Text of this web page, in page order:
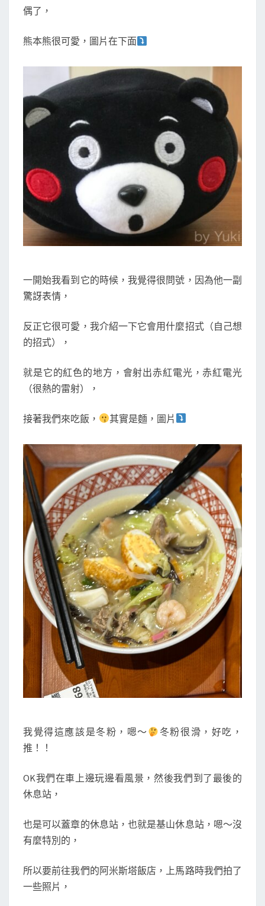
偶了，
熊本熊很可愛，圖片在下面
一開始我看到它的時候，我覺得很問號，因為他一副
驚訝表情，
反正它很可愛，我介紹一下它會用什麼招式（自己想
的招式），
就是它的紅色的地方，會射出赤紅電光，赤紅電光
（很熱的雷射），
接著我們來吃飯， 其實是麵，圖片
我覺得這應該是冬粉，嗯～
冬粉很滑，好吃，
推！！
OK我們在車上邊玩邊看風景，然後我們到了最後的
休息站，
也是可以蓋章的休息站，也就是基山休息站，嗯～沒
有麼特別的，
所以要前往我們的阿米斯塔飯店，上馬路時我們拍了
一些照片，